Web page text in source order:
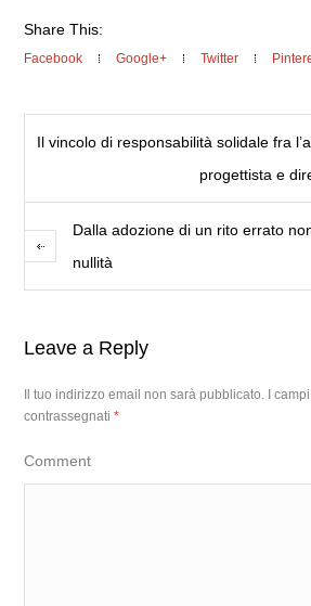
Share This:
Facebook Google+ Twitter
Il vincolo di responsabilità solidale fra
progettista e
Dalla adozione di un rito errato
nullità
Leave a Reply
Il tuo indirizzo email non sarà pubblicato.
I
contrassegnati*
Comment